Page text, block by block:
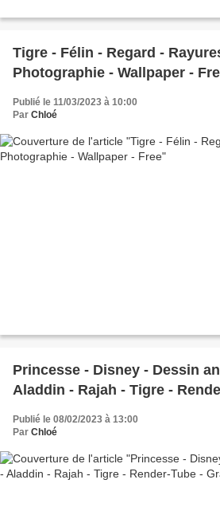
Tigre - Félin - Regard -
Photographie - Wallpaper -
Publié le 11/03/2023 à 10:00
Par Chloé
Princesse - Disney - Dessin
Aladdin - Rajah - Tigre -
Publié le 08/02/2023 à 13:00
Par Chloé